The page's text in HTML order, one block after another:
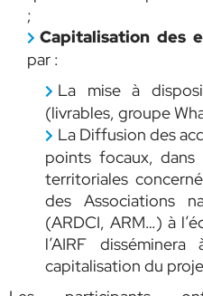
;
Capitalisation des
par :
La mise à
(livrables, groupe
La Diffusion des
points focaux, dans
territoriales
des Associations
(ARDCI, ARM…) à
l’AIRF
capitalisation du